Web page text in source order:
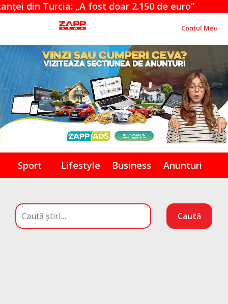
fost doar 2.150 de euro” Radu Miruță:
Contul Meu
Sport Lifestyle Business Anunturi
Caută